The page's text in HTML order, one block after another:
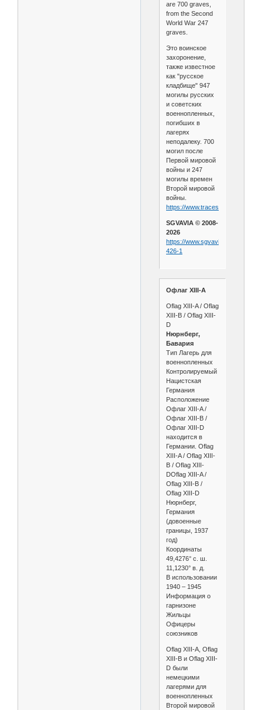
are 700 graves,
from the Second
World War 247
graves.
Это воинское
захоронение,
также известное
как "русское
кладбище" 947
могилы русских
и советских
военнопленных,
погибших в
лагерях
неподалеку. 700
могил после
Первой мировой
войны и 247
могилы времен
Второй мировой
войны.
https://www.tracesofwar.com/
SGVAVIA © 2008-
2026
https://www.sgvavia.ru/forum/
426-1
Офлаг XIII-A
Oflag XIII-A / Oflag
XIII-B / Oflag XIII-
D
Нюрнберг,
Бавария
Тип Лагерь для
военнопленных
Контролируемый
Нацистская
Германия
Расположение
Офлаг XIII-A /
Офлаг XIII-B /
Офлаг XIII-D
находится в
Германии. Oflag
XIII-A / Oflag XIII-
B / Oflag XIII-
DOflag XIII-A /
Oflag XIII-B /
Oflag XIII-D
Нюрнберг,
Германия
(довоенные
границы, 1937
год)
Координаты
49,4276° с. ш.
11,1230° в. д.
В использовании
1940 – 1945
Информация о
гарнизоне
Жильцы
Офицеры
союзников
Oflag XIII-A, Oflag
XIII-B и Oflag XIII-
D были
немецкими
лагерями для
военнопленных
Второй мировой